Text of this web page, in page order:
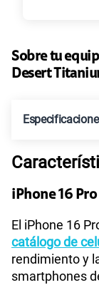
Sobre tu
Desert
iPhone 16
El iPhone 16
catálogo de
rendimiento y
smartphones